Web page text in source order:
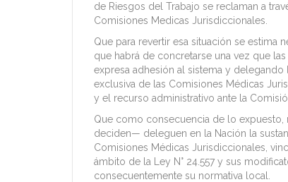
de Riesgos del Trabajo se reclaman a
Comisiones Medicas Jurisdiccionales.
Que para revertir esa situación se estima
que habrá de concretarse una vez que
expresa adhesión al sistema y
exclusiva de las Comisiones Médicas
y el recurso administrativo ante la
Que como consecuencia de lo
deciden— deleguen en la Nación la
Comisiones Médicas Jurisdiccionales,
ámbito de la Ley N° 24.557 y sus
consecuentemente su normativa local.